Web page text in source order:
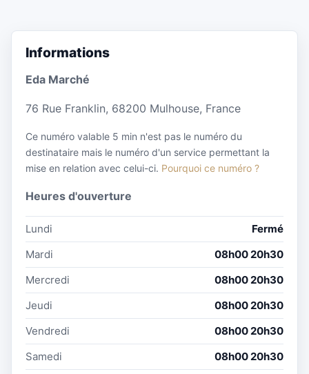
Informations
Eda Marché
76 Rue Franklin, 68200 Mulhouse, France
Ce numéro valable 5 min n'est pas le numéro du
destinataire mais le numéro d'un service permettant la
mise en relation avec celui-ci. Pourquoi ce numéro ?
Heures d'ouverture
Lundi
Fermé
Mardi
08h00 20h30
Mercredi
08h00 20h30
Jeudi
08h00 20h30
Vendredi
08h00 20h30
Samedi
08h00 20h30